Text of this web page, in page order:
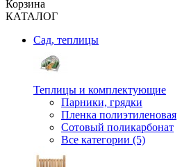
Корзина
КАТАЛОГ
Сад, теплицы
Теплицы и комплектующие
Парники, грядки
Пленка полиэтиленовая
Сотовый поликарбонат
Все категории (5)